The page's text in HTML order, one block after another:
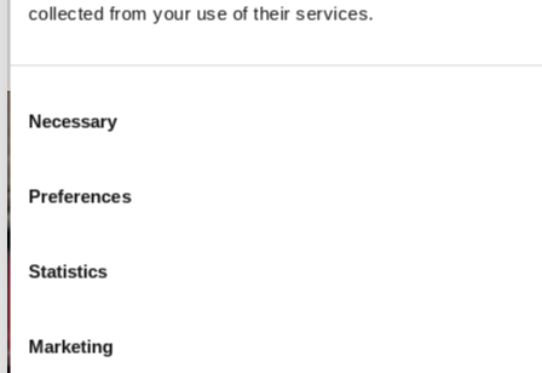
collected from your use of their services.
Consent
Selection
Necessary
Preferences
Statistics
Marketing